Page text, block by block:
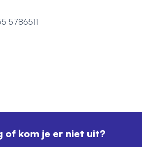
5786511
of kom je er niet uit?